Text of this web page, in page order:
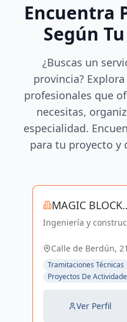
Encuentra
Según
¿Buscas un
provincia?
profesionales que
necesitas,
especialidad.
para tu proyecto y
MAGIC BLOCK
ENGINEERS
Ingeniería y
en Madrid y Sevilla
Calle de Berdún,
Tramitaciones Técnicas
Proyectos De
Ver Perfil